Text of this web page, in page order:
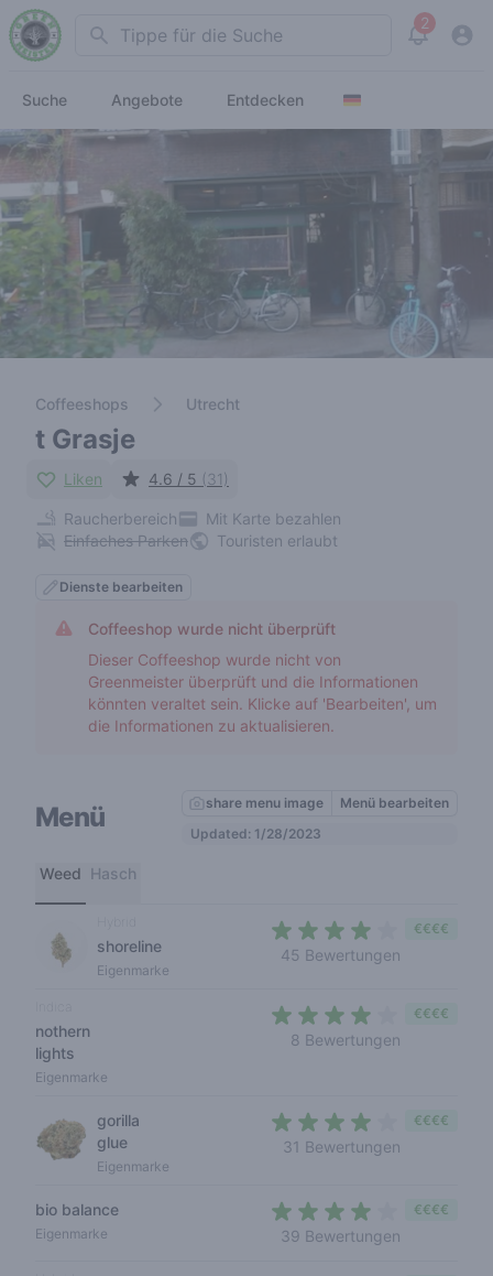
Search 2
View
Suche Angebote Entdecken
Coffeeshops Utrecht
t Grasje
Liken 4.6 / 5 (31)
Raucherbereich
Mit Karte bezahlen
Einfaches Parken
Touristen erlaubt
Dienste bearbeiten
Coffeeshop wurde nicht überprüft
Dieser Coffeeshop wurde nicht von
Greenmeister überprüft und die Informationen
könnten veraltet sein. Klicke auf 'Bearbeiten', um
die Informationen zu aktualisieren.
Menü share menu image
Menü bearbeiten
Updated: 1/28/2023
Weed Hasch
shoreline
Eigenmarke
45 Bewertungen
€€€€
nothern
lights
Eigenmarke
8 Bewertungen
€€€€
gorilla
glue
Eigenmarke
31 Bewertungen
€€€€
bio balance
Eigenmarke 39 Bewertungen
€€€€